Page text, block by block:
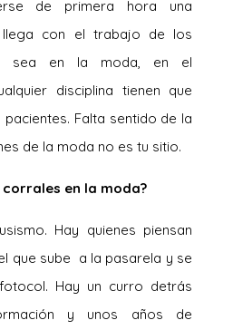
de primera hora una
llega con el trabajo de los
sea en la moda, en el
disciplina tienen que
Falta sentido de la
de la moda no es tu sitio.
en la moda?
Hay quienes piensan
que sube a la pasarela y se
Hay un curro detrás
y unos años de